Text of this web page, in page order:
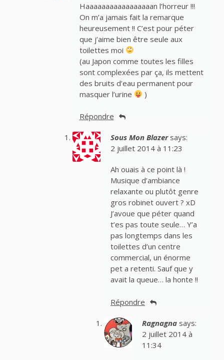
Haaaaaaaaaaaaaaaaan l’horreur !!!
On m’a jamais fait la remarque
heureusement !! C’est pour péter
que j’aime bien être seule aux
toilettes moi
(au Japon comme toutes les filles
sont complexées par ça, ils mettent
des bruits d’eau permanent pour
masquer l’urine
)
Répondre
Sous Mon Blazer says:
2 juillet 2014 à 11:23
Ah ouais à ce point là !
Musique d’ambiance
relaxante ou plutôt genre
gros robinet ouvert ? xD
J’avoue que péter quand
t’es pas toute seule… Y’a
pas longtemps dans les
toilettes d’un centre
commercial, un énorme
pet a retenti. Sauf que y
avait la queue… la honte !!
Répondre
Ragnagna says:
2 juillet 2014 à
11:34